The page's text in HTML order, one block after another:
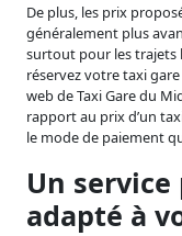
De plus, les prix
généralement plus
surtout pour les trajets
réservez votre taxi
web de Taxi Gare du
rapport au prix d’un
le mode de paiement
Un
adapté à